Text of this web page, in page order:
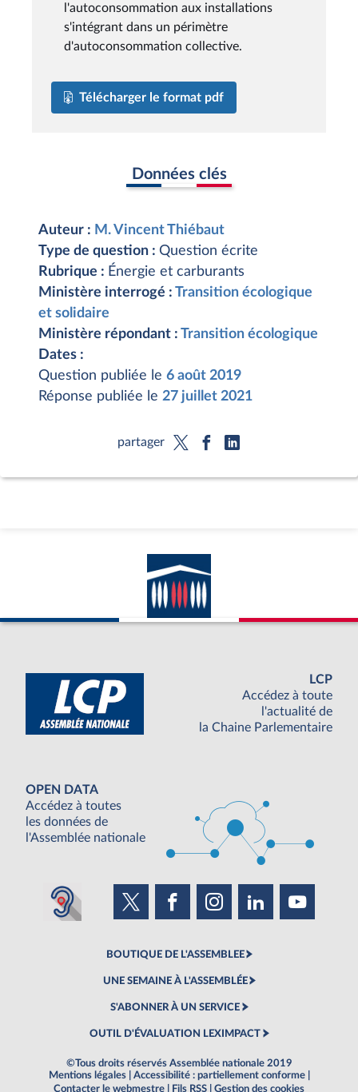
l'autoconsommation aux installations
s'intégrant dans un périmètre
d'autoconsommation collective.
Télécharger le format pdf
Données clés
Auteur : M. Vincent Thiébaut
Type de question : Question écrite
Rubrique : Énergie et carburants
Ministère interrogé : Transition écologique
et solidaire
Ministère répondant : Transition écologique
Dates :
Question publiée le 6 août 2019
Réponse publiée le 27 juillet 2021
partager
LCP
Accédez à toute
l'actualité de
la Chaine Parlementaire
OPEN DATA
Accédez à toutes
les données de
l'Assemblée nationale
BOUTIQUE DE L'ASSEMBLEE
UNE SEMAINE À L'ASSEMBLÉE
S'ABONNER À UN SERVICE
OUTIL D'ÉVALUATION LEXIMPACT
©Tous droits réservés Assemblée nationale 2019
Mentions légales
Accessibilité : partiellement conforme
Contacter le webmestre
Fils RSS Gestion des cookies